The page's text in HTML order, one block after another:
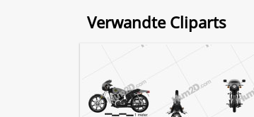
Verwandte Cliparts